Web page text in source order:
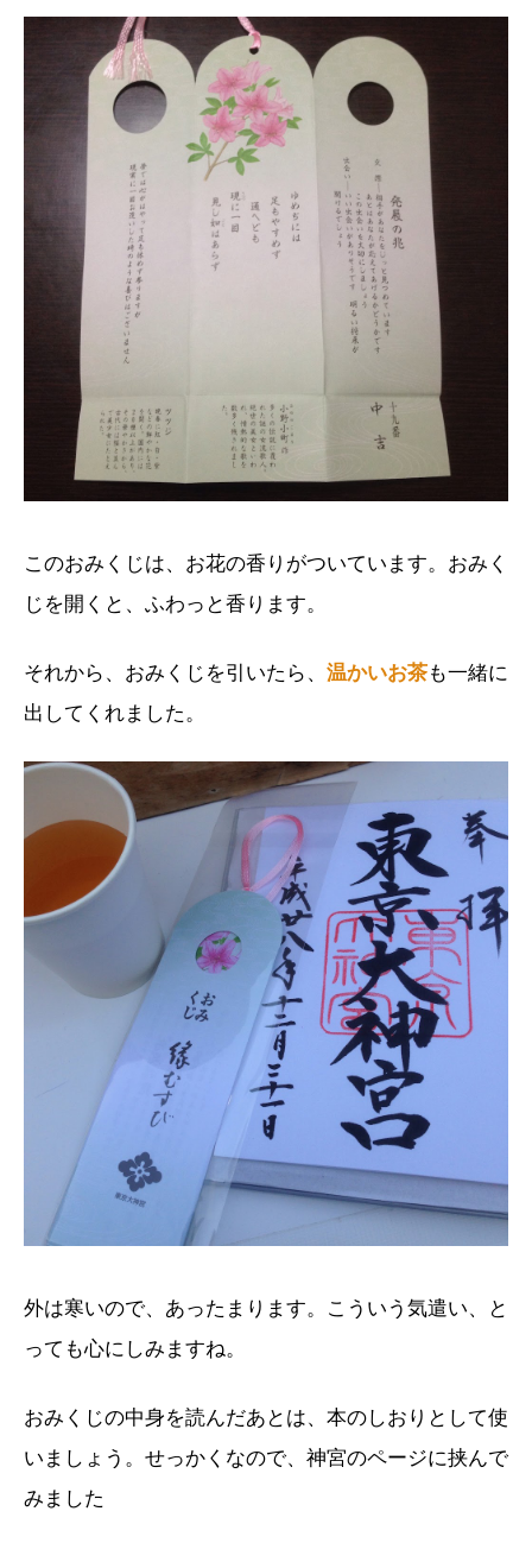
このおみくじは、お花の香りがついています。おみく
じを開くと、ふわっと香ります。
それから、おみくじを引いたら、 温かいお茶も一緒に
出してくれました。
外は寒いので、あったまります。こういう気遣い、と
っても心にしみますね。
おみくじの中身を読んだあとは、本のしおりとして使
いましょう。せっかくなので、神宮のページに挟んで
みました